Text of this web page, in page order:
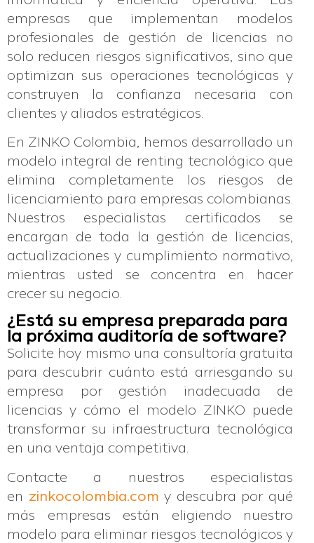
empresas que implementan modelos
profesionales de gestión de licencias no
solo reducen riesgos significativos, sino que
optimizan sus operaciones tecnológicas y
construyen la confianza necesaria con
clientes y aliados estratégicos.
En ZINKO Colombia, hemos desarrollado un
modelo integral de renting tecnológico que
elimina completamente los riesgos de
licenciamiento para empresas colombianas.
Nuestros especialistas certificados se
encargan de toda la gestión de licencias,
actualizaciones y cumplimiento normativo,
mientras usted se concentra en hacer
crecer su negocio.
¿Está su empresa preparada para
la próxima auditoría de software?
Solicite hoy mismo una consultoría gratuita
para descubrir cuánto está arriesgando su
empresa por gestión inadecuada de
licencias y cómo el modelo ZINKO puede
transformar su infraestructura tecnológica
en una ventaja competitiva.
Contacte a nuestros especialistas
en zinkocolombia.com y descubra por qué
más empresas están eligiendo nuestro
modelo para eliminar riesgos tecnológicos y